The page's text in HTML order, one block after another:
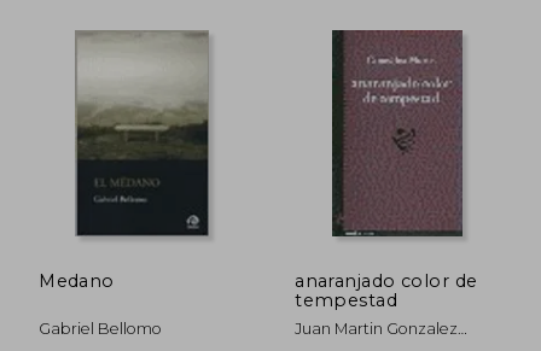
dcto. $ 74.808
45%
dcto.
Medano
Gabriel Bellomo
anaranjado color de
tempestad
Juan Martin Gonzalez